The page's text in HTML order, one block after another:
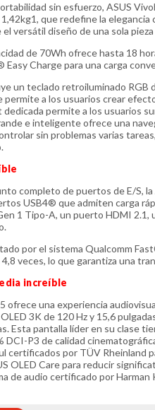
sin esfuerzo, ASUS
que redefine la
versátil diseño de una sola
de 70Wh ofrece hasta 18
Easy Charge para una carga
un teclado retroiluminado RGB
permite a los usuarios crear
dedicada permite a los usuarios
e inteligente ofrece una
sin problemas varias
completo de puertos de E/S,
USB4® que admiten carga
1 Tipo-A, un puerto HDMI
por el sistema Qualcomm
veces, lo que garantiza una
increíble
ofrece una experiencia
3K de 120 Hz y 15,6
Esta pantalla líder en su clase
DCI-P3 de calidad
certificados por TÜV Rheinland
OLED Care para reducir
de audio certificado por